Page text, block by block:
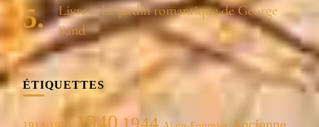
Livre – Le jardin romantique de George
Sand
ÉTIQUETTES
1940